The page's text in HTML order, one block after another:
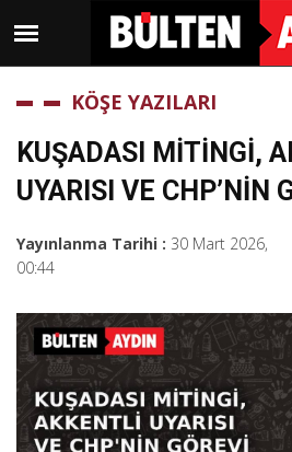
KÖŞE YAZILARI
KUŞADASI MİTİNGİ,
UYARISI VE CHP’NİN
Yayınlanma Tarihi : 30 Mart 2026,
00:44